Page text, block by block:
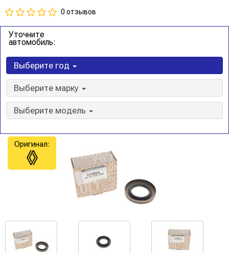
0 отзывов
Уточните
автомобиль:
Выберите год
Выберите марку
Выберите модель
Оригинал: